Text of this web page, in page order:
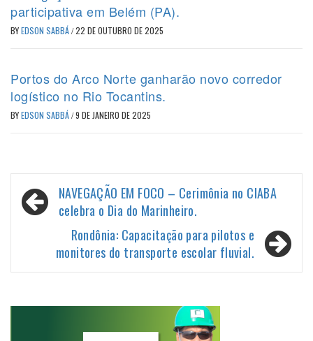
participativa em Belém (PA).
BYEDSON SABBÁ/22 DE OUTUBRO DE 2025
Portos do Arco Norte ganharão novo corredor
logístico no Rio Tocantins.
BYEDSON SABBÁ/9 DE JANEIRO DE 2025
Navegação
de
NAVEGAÇÃO EM FOCO – Cerimônia no CIABA
celebra o Dia do Marinheiro.
Rondônia: Capacitação para pilotos e
monitores do transporte escolar fluvial.